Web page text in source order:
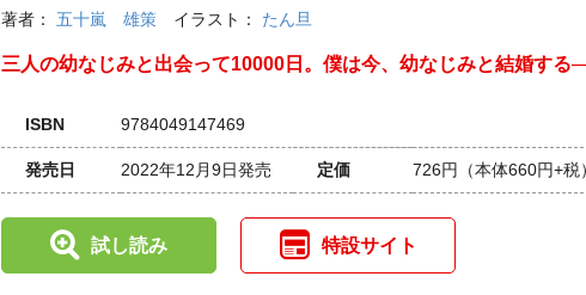
著者： 五十嵐 雄策 イラスト： たん旦
三人の幼なじみと出会って10000日。僕は今、幼なじみと結婚する
ISBN 9784049147469
発売日 2022年12月9日発売 定価 726円 （本体660円+税）
試し読み 特設サイト